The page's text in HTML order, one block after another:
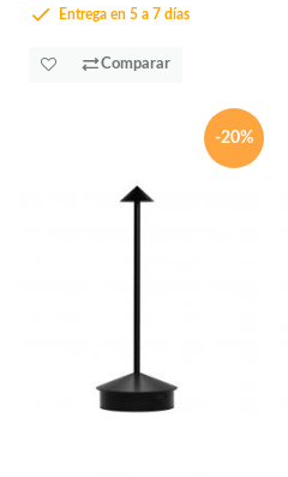
Entrega en 5 a 7 días
Comparar
-20%